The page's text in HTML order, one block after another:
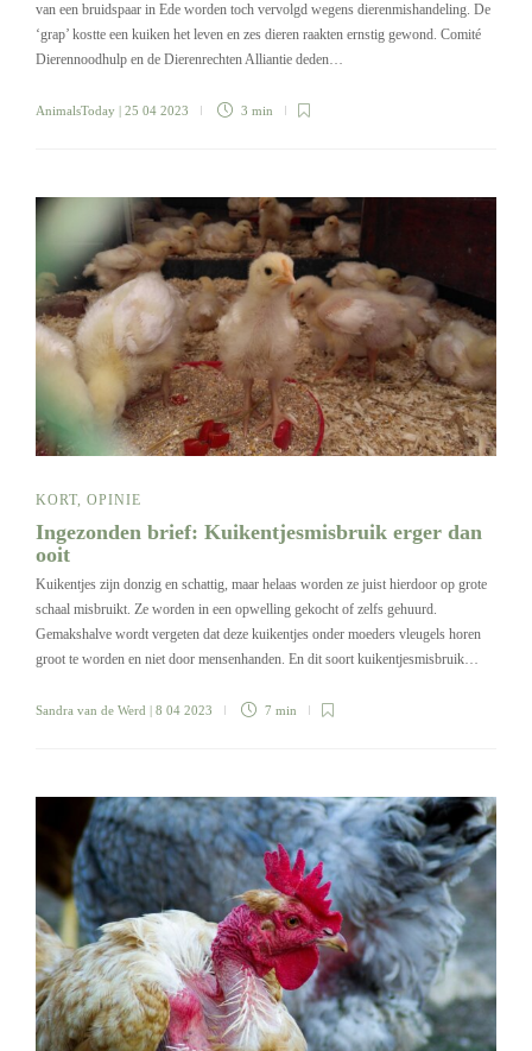
van een bruidspaar in Ede worden toch vervolgd wegens dierenmishandeling. De
‘grap’ kostte een kuiken het leven en zes dieren raakten ernstig gewond. Comité
Dierennoodhulp en de Dierenrechten Alliantie deden…
AnimalsToday | 25 04 2023 3 min
KORT, OPINIE
Ingezonden brief: Kuikentjesmisbruik erger dan
ooit
Kuikentjes zijn donzig en schattig, maar helaas worden ze juist hierdoor op grote
schaal misbruikt. Ze worden in een opwelling gekocht of zelfs gehuurd.
Gemakshalve wordt vergeten dat deze kuikentjes onder moeders vleugels horen
groot te worden en niet door mensenhanden. En dit soort kuikentjesmisbruik…
Sandra van de Werd | 8 04 2023 7 min